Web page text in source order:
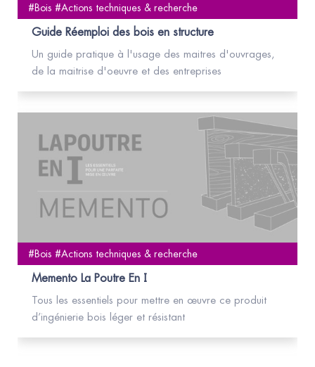
#Bois #Actions techniques & recherche
Guide Réemploi des bois en structure
Un guide pratique à l'usage des maitres d'ouvrages,
de la maitrise d'oeuvre et des entreprises
#Bois #Actions techniques & recherche
Memento La Poutre En I
Tous les essentiels pour mettre en œuvre ce produit
d’ingénierie bois léger et résistant